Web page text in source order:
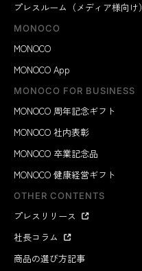
プレスルーム（メディア様向け）
MONOCO
MONOCO
MONOCO App
MONOCO FOR BUSINESS
MONOCO 周年記念ギフト
MONOCO 社内表彰
MONOCO 卒業記念品
MONOCO 健康経営ギフト
OTHER CONTENTS
プレスリリース
社長コラム
商品の選び方記事